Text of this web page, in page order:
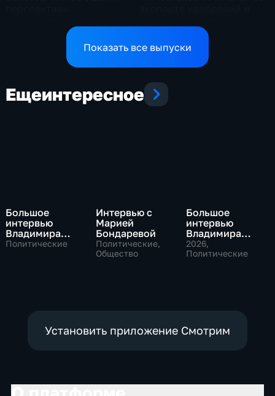
конфликтов на Ближнем
Востоке и диалог с
аграриев топливом
Показать все выпуски
Ещеинтересное
Большое
интервью
Владимира
Путина Сергею
Политические
Интервью с
Марией
Бондаревой
Политические,
Общество
Большое
интервью
Владимира
Соловьева
Роджеру
2026,
Политические
Установить приложение Смотрим